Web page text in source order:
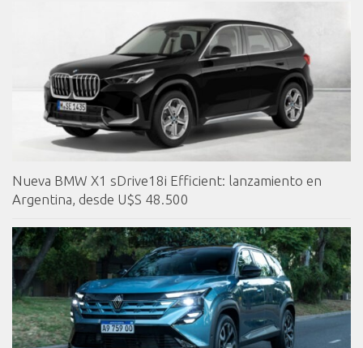
Nueva BMW X1 sDrive18i Efficient: lanzamiento en
Argentina, desde U$S 48.500